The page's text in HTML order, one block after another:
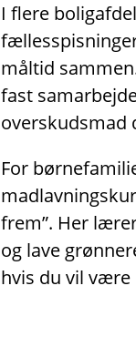
I flere
måltid
fast
overskudsmad
For
frem”. Her
og lave
hvis du vil være